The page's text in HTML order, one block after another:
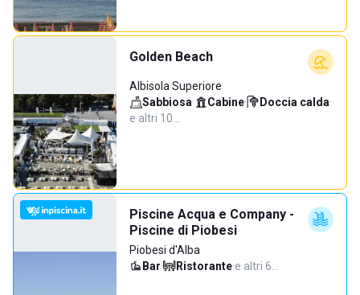
Golden Beach
Albisola Superiore
Sabbiosa· Cabine· Doccia calda·
e altri 10…
Piscine Acqua e Company -
Piscine di Piobesi
Piobesi d'Alba
Bar· Ristorante·e altri 6…